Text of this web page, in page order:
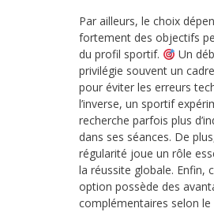
Par ailleurs, le choix
fortement des objectifs
du profil sportif.
Un
privilégie souvent un
pour éviter les erreurs
l’inverse, un sportif
recherche parfois plus
dans ses séances. De
régularité joue un rôle
la réussite globale. Enfin,
option possède des
complémentaires selon le